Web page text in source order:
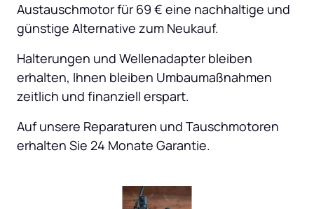
Austauschmotor für 69 € eine nachhaltige und
günstige Alternative zum Neukauf.
Halterungen und Wellenadapter bleiben
erhalten, Ihnen bleiben Umbaumaßnahmen
zeitlich und finanziell erspart.
Auf unsere Reparaturen und Tauschmotoren
erhalten Sie 24 Monate Garantie.